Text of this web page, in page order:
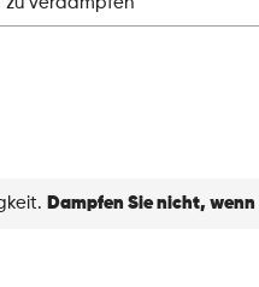
Dampfen Sie nicht,